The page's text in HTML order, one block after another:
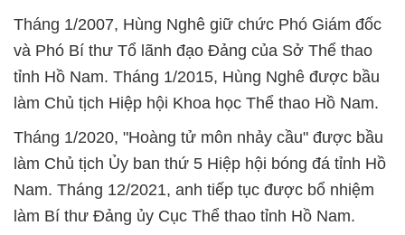
Tháng 1/2007, Hùng Nghê giữ chức Phó Giám đốc
và Phó Bí thư Tổ lãnh đạo Đảng của Sở Thể thao
tỉnh Hồ Nam. Tháng 1/2015, Hùng Nghê được bầu
làm Chủ tịch Hiệp hội Khoa học Thể thao Hồ Nam.
Tháng 1/2020, "Hoàng tử môn nhảy cầu" được bầu
làm Chủ tịch Ủy ban thứ 5 Hiệp hội bóng đá tỉnh Hồ
Nam. Tháng 12/2021, anh tiếp tục được bổ nhiệm
làm Bí thư Đảng ủy Cục Thể thao tỉnh Hồ Nam.